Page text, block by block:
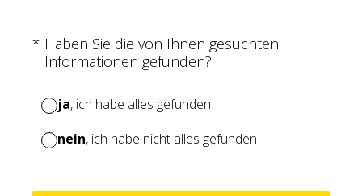
* Haben Sie die von Ihnen gesuchten
Informationen gefunden?
(Erforderlich.)
ja, ich habe alles gefunden
nein, ich habe nicht alles gefunden